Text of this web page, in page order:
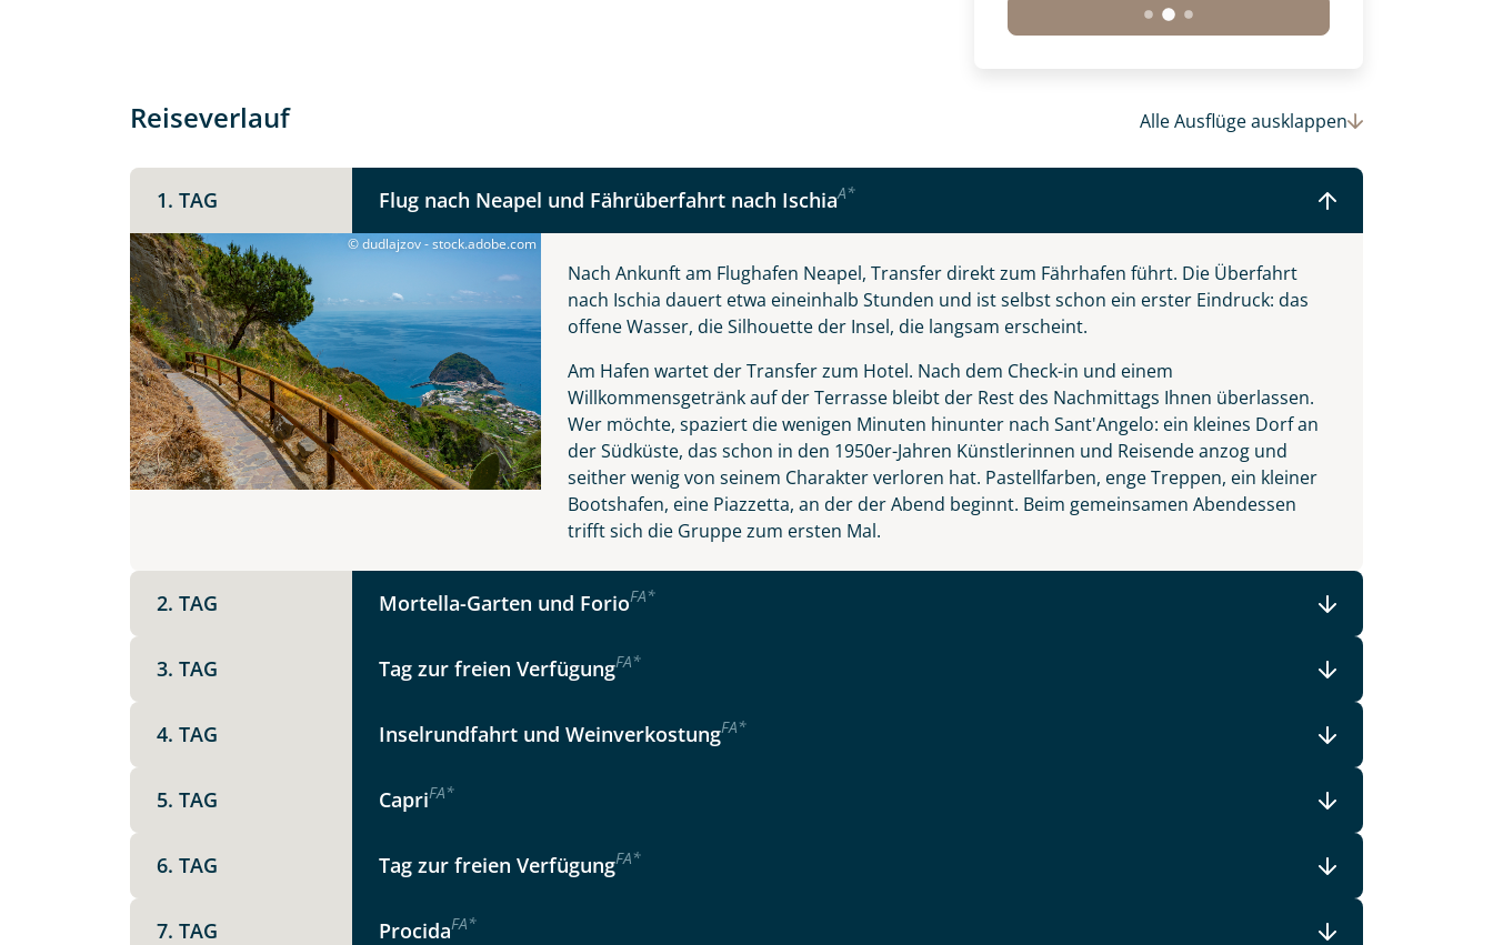
Merkliste
Teile diese Reise
Facebook Instagram
Telegram
Link kopieren
Dauer wählen
Auswahl übernehmen
Reiseverlauf Alle Ausflügeausklappen
1. TAG Flug nach Neapel und Fährüberfahrt nach IschiaA*
© dudlajzov - stock.adobe.com
Nach Ankunft am Flughafen Neapel, Transfer direkt zum Fährhafen führt. Die Überfahrt
nach Ischia dauert etwa eineinhalb Stunden und ist selbst schon ein erster Eindruck: das
offene Wasser, die Silhouette der Insel, die langsam erscheint.
Am Hafen wartet der Transfer zum Hotel. Nach dem Check-in und einem
Willkommensgetränk auf der Terrasse bleibt der Rest des Nachmittags Ihnen überlassen.
Wer möchte, spaziert die wenigen Minuten hinunter nach Sant'Angelo: ein kleines Dorf an
der Südküste, das schon in den 1950er-Jahren Künstlerinnen und Reisende anzog und
seither wenig von seinem Charakter verloren hat. Pastellfarben, enge Treppen, ein kleiner
Bootshafen, eine Piazzetta, an der der Abend beginnt. Beim gemeinsamen Abendessen
trifft sich die Gruppe zum ersten Mal.
2. TAG Mortella-Garten und ForioFA*
3. TAG Tag zur freien VerfügungFA*
4. TAG Inselrundfahrt und WeinverkostungFA*
5. TAG CapriFA*
6. TAG Tag zur freien VerfügungFA*
7. TAG ProcidaFA*